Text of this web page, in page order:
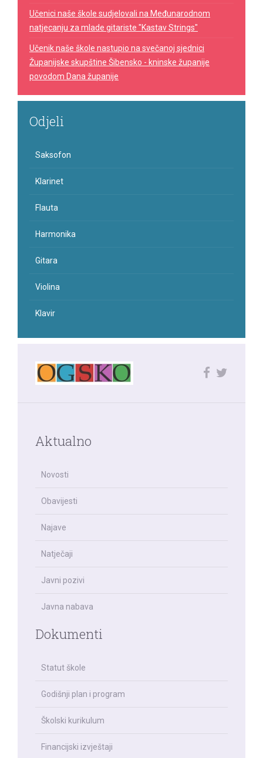
Učenici naše škole sudjelovali na Međunarodnom
natjecanju za mlade gitariste "Kastav Strings"
Učenik naše škole nastupio na svečanoj sjednici
Županijske skupštine Šibensko - kninske županije
povodom Dana županije
Odjeli
Saksofon
Klarinet
Flauta
Harmonika
Gitara
Violina
Klavir
Aktualno
Novosti
Obavijesti
Najave
Natječaji
Javni pozivi
Javna nabava
Dokumenti
Statut škole
Godišnji plan i program
Školski kurikulum
Financijski izvještaji